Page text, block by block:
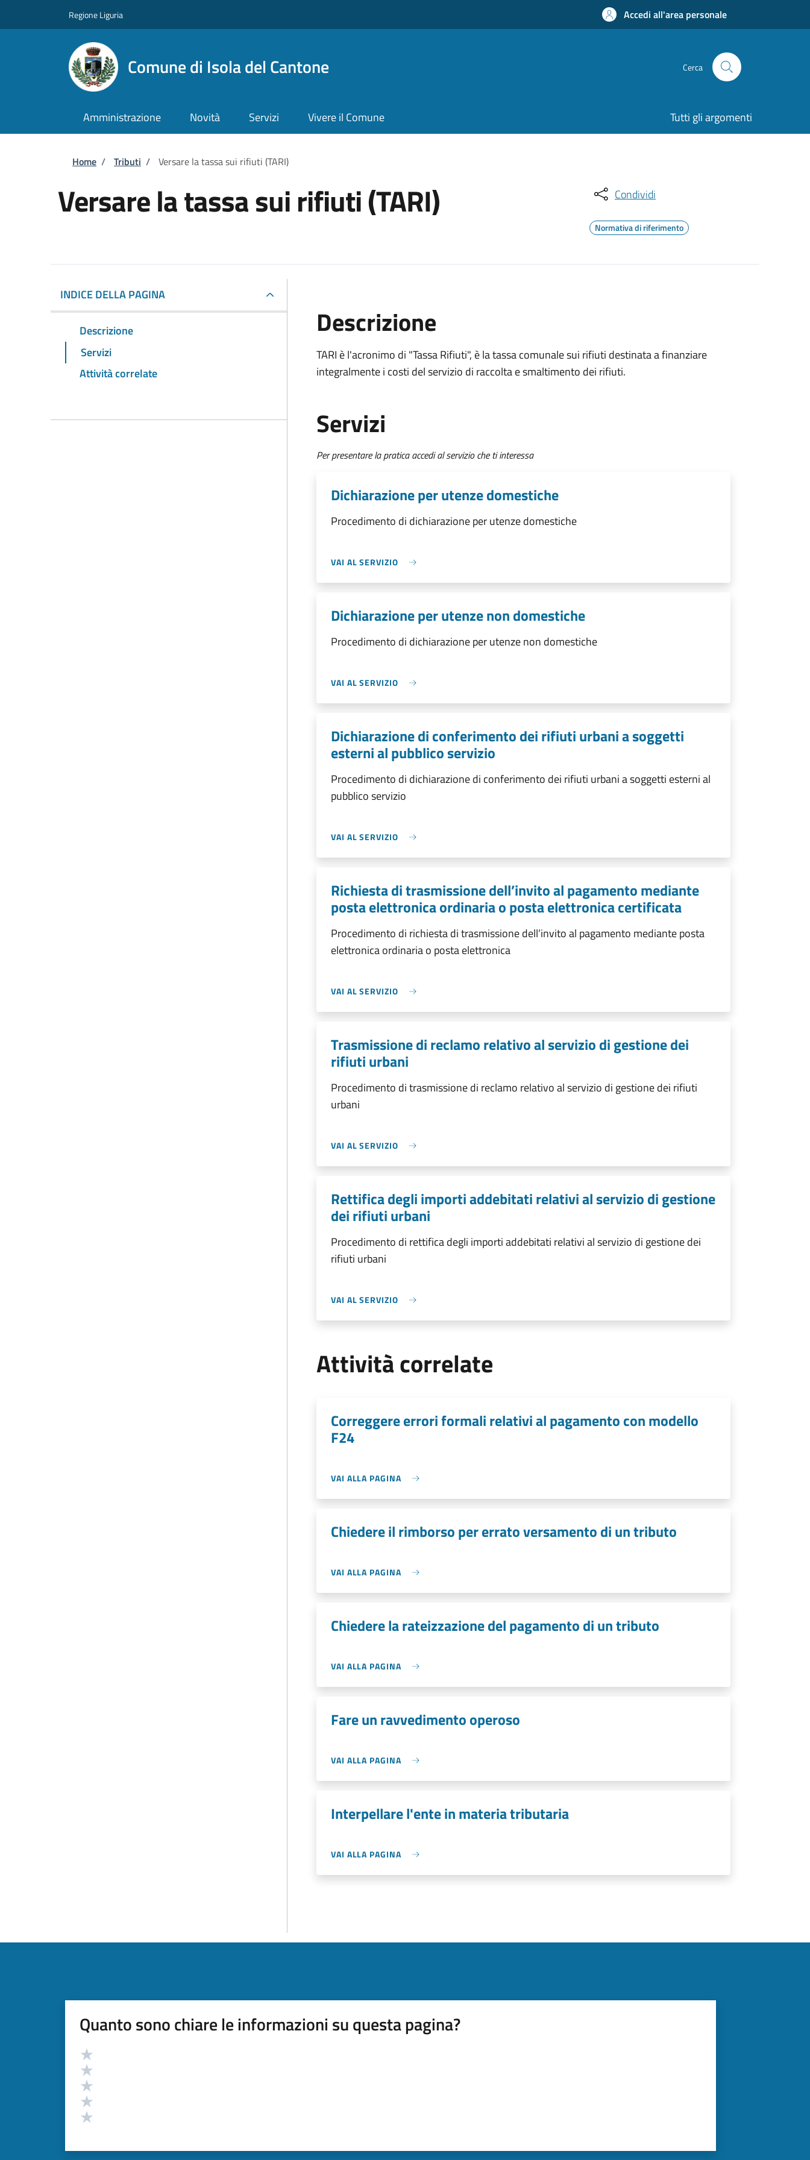
Regione Liguria Accedi all'area personale
Comune di Isola del Cantone Cerca
Amministrazione Novità Servizi Vivere il Comune Tutti gli argomenti
Briciole di pane
Home / Tributi / Versare la tassa sui rifiuti (TARI)
Versare la tassa sui rifiuti (TARI) Condividi
Normativa di riferimento
INDICE DELLA PAGINA
Descrizione
Servizi
Attività correlate
Descrizione
TARI è l'acronimo di "Tassa Rifiuti", è la tassa comunale sui rifiuti destinata a finanziare
integralmente i costi del servizio di raccolta e smaltimento dei rifiuti.
Servizi
Per presentare la pratica accedi al servizio che ti interessa
Dichiarazione per utenze domestiche
Procedimento di dichiarazione per utenze domestiche
VAI AL SERVIZIO
Dichiarazione per utenze non domestiche
Procedimento di dichiarazione per utenze non domestiche
VAI AL SERVIZIO
Dichiarazione di conferimento dei rifiuti urbani a soggetti
esterni al pubblico servizio
Procedimento di dichiarazione di conferimento dei rifiuti urbani a soggetti esterni al
pubblico servizio
VAI AL SERVIZIO
Richiesta di trasmissione dell’invito al pagamento mediante
posta elettronica ordinaria o posta elettronica certificata
Procedimento di richiesta di trasmissione dell’invito al pagamento mediante posta
elettronica ordinaria o posta elettronica
VAI AL SERVIZIO
Trasmissione di reclamo relativo al servizio di gestione dei
rifiuti urbani
Procedimento di trasmissione di reclamo relativo al servizio di gestione dei rifiuti
urbani
VAI AL SERVIZIO
Rettifica degli importi addebitati relativi al servizio di gestione
dei rifiuti urbani
Procedimento di rettifica degli importi addebitati relativi al servizio di gestione dei
rifiuti urbani
VAI AL SERVIZIO
Attività correlate
Correggere errori formali relativi al pagamento con modello
F24
VAI ALLA PAGINA
Chiedere il rimborso per errato versamento di un tributo
VAI ALLA PAGINA
Chiedere la rateizzazione del pagamento di un tributo
VAI ALLA PAGINA
Fare un ravvedimento operoso
VAI ALLA PAGINA
Interpellare l'ente in materia tributaria
VAI ALLA PAGINA
Quanto sono chiare le informazioni su questa pagina?
Valutazione